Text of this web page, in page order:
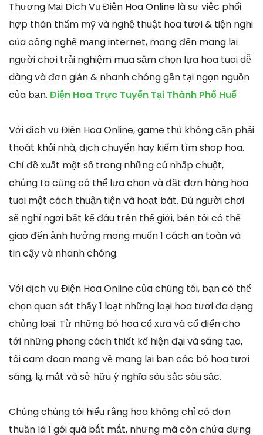
Thương Mại Dịch Vụ Điện Hoa Online là sự việc phối
hợp thân thẩm mỹ và nghệ thuật hoa tươi & tiện nghi
của công nghệ mạng internet, mang đến mang lại
người chơi trải nghiệm mua sắm chọn lựa hoa tuoi dễ
dàng và đơn giản & nhanh chóng gần tại ngọn nguồn
của bạn. Điện Hoa Trực Tuyến Tại Thành Phố Huế
Với dịch vụ Điện Hoa Online, game thủ không cần phải
thoát khỏi nhà, dịch chuyển hay kiếm tìm shop hoa.
Chỉ đề xuất một số trong những cú nhấp chuột,
chúng ta cũng có thể lựa chọn và đặt đơn hàng hoa
tuoi một cách thuận tiện và hoạt bát. Dù người chơi
sẽ nghỉ ngơi bất kể đâu trên thế giới, bên tôi có thể
giao đến ảnh hưởng mong muốn 1 cách an toàn và
tin cậy và nhanh chóng.
Với dịch vụ Điện Hoa Online của chúng tôi, bạn có thể
chọn quan sát thấy 1 loạt những loại hoa tươi đa dạng
chủng loại. Từ những bó hoa cổ xưa và cổ điển cho
tới những phong cách thiết kế hiện đại và sáng tạo,
tôi cam đoan mang về mang lại bạn các bó hoa tươi
sáng, lạ mắt và sở hữu ý nghĩa sâu sắc sâu sắc.
Chúng chúng tôi hiểu rằng hoa không chỉ có đơn
thuần là 1 gói quà bắt mắt, nhưng mà còn chứa đựng